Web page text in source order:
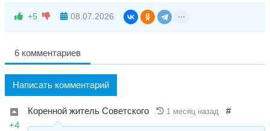
+5 08.07.2026
6 комментариев
Написать комментарий
+4
Коренной житель Советского 1 месяц назад #